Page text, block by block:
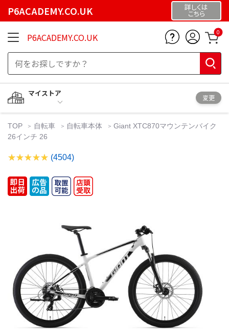
P6ACADEMY.CO.UK 詳しくは
こちら
P6ACADEMY.CO.UK 0
マイストア
変更
TOP 自転車 自転車本体
Giant XTC870マウンテンバイク
26インチ 26
(4504)